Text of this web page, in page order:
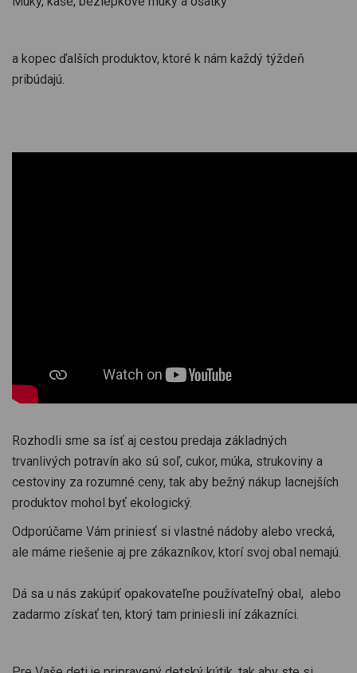
a kopec ďalších produktov, ktoré k nám každý týždeň
pribúdajú.
Rozhodli sme sa ísť aj cestou predaja základných
trvanlivých potravín ako sú soľ, cukor, múka, strukoviny a
cestoviny za rozumné ceny, tak aby bežný nákup lacnejších
produktov mohol byť ekologický.
Odporúčame Vám priniesť si vlastné nádoby alebo vrecká,
ale máme riešenie aj pre zákazníkov, ktorí svoj obal nemajú.
Dá sa u nás zakúpiť opakovateľne používateľný obal, alebo
zadarmo získať ten, ktorý tam priniesli iní zákazníci.